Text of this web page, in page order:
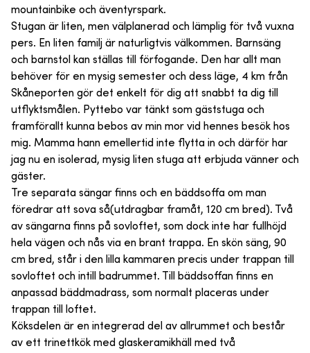
mountainbike och äventyrspark.
Stugan är liten, men välplanerad och lämplig för två vuxna
pers. En liten familj är naturligtvis välkommen. Barnsäng
och barnstol kan ställas till förfogande. Den har allt man
behöver för en mysig semester och dess läge, 4 km från
Skåneporten gör det enkelt för dig att snabbt ta dig till
utflyktsmålen. Pyttebo var tänkt som gäststuga och
framförallt kunna bebos av min mor vid hennes besök hos
mig. Mamma hann emellertid inte flytta in och därför har
jag nu en isolerad, mysig liten stuga att erbjuda vänner och
gäster.
Tre separata sängar finns och en bäddsoffa om man
föredrar att sova så(utdragbar framåt, 120 cm bred). Två
av sängarna finns på sovloftet, som dock inte har fullhöjd
hela vägen och nås via en brant trappa. En skön säng, 90
cm bred, står i den lilla kammaren precis under trappan till
sovloftet och intill badrummet. Till bäddsoffan finns en
anpassad bäddmadrass, som normalt placeras under
trappan till loftet.
Köksdelen är en integrerad del av allrummet och består
av ett trinettkök med glaskeramikhäll med två